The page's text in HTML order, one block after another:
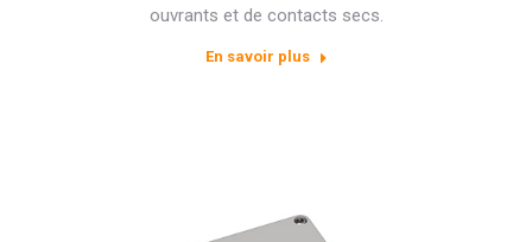
ouvrants et de contacts secs.
En savoir plus